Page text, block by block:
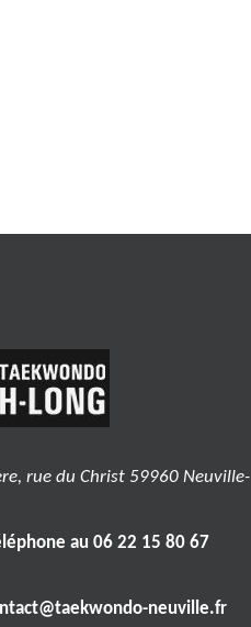
rue du Christ 59960 Neuville-
au 06 22 15 80 67
neuville.fr